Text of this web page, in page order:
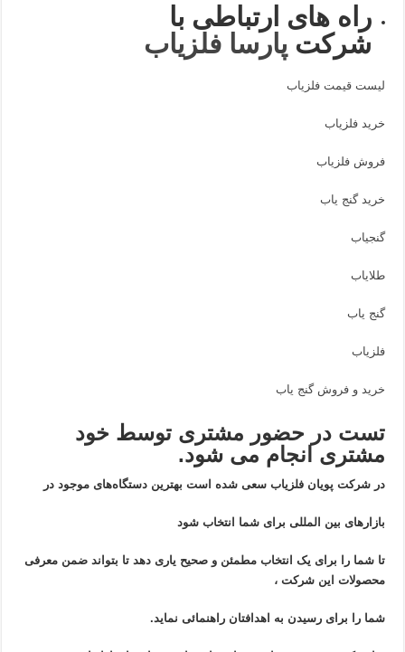
راه های ارتباطی با
شرکت پارسا فلزیاب
لیست قیمت فلزیاب
خرید فلزیاب
فروش فلزیاب
خرید گنج یاب
گنجیاب
طلایاب
گنج یاب
فلزیاب
خرید و فروش گنج یاب
تست در حضور مشتری توسط خود
مشتری انجام می شود.
در شرکت پویان فلزیاب سعی شده است بهترین دستگاه‌های موجود در
بازار‌های بین المللی برای شما انتخاب شود
تا شما را برای یک انتخاب مطمئن و صحیح یاری دهد تا بتواند ضمن معرفی
محصولات این شرکت ،
شما را برای رسیدن به اهدافتان راهنمائی نماید.